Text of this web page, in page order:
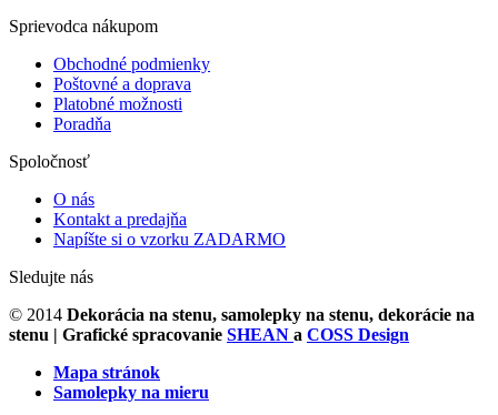
Sprievodca nákupom
Obchodné podmienky
Poštovné a doprava
Platobné možnosti
Poradňa
Spoločnosť
O nás
Kontakt a predajňa
Napíšte si o vzorku ZADARMO
Sledujte nás
© 2014 Dekorácia na stenu, samolepky na stenu, dekorácie na
stenu | Grafické spracovanie SHEAN a COSS Design
Mapa stránok
Samolepky na mieru